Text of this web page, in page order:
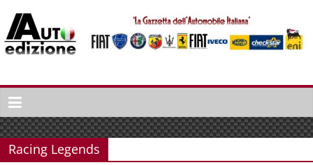
naar
inhoud
Auto
Edizione
La
Gazetta
dell'Automobile
Racing Legends